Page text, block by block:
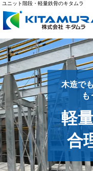
ユニット階段・軽量鉄骨のキタムラ
木造で
も
軽
合